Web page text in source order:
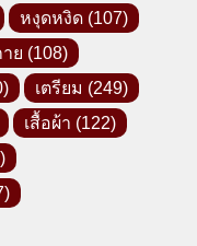
หงุดหงิด (107)
ย (108)
เตรียม (249)
เสื้อผ้า (122)